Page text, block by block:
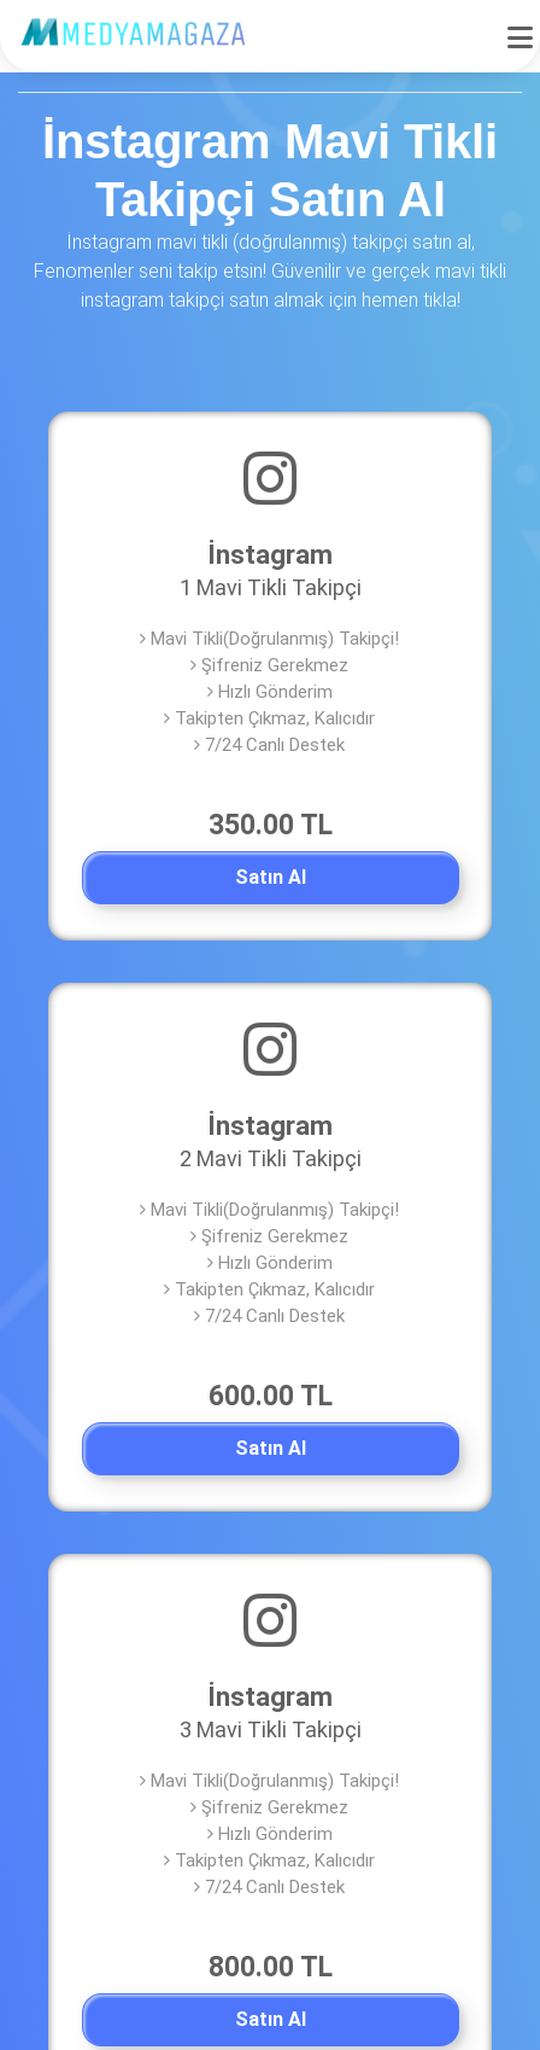
İnstagram Mavi Tikli
Takipçi Satın Al
İnstagram mavi tikli (doğrulanmış) takipçi satın al,
Fenomenler seni takip etsin! Güvenilir ve gerçek mavi tikli
instagram takipçi satın almak için hemen tıkla!
İnstagram
1 Mavi Tikli Takipçi
Mavi Tikli(Doğrulanmış) Takipçi!
Şifreniz Gerekmez
Hızlı Gönderim
Takipten Çıkmaz, Kalıcıdır
7/24 Canlı Destek
350.00 TL
Satın Al
İnstagram
2 Mavi Tikli Takipçi
Mavi Tikli(Doğrulanmış) Takipçi!
Şifreniz Gerekmez
Hızlı Gönderim
Takipten Çıkmaz, Kalıcıdır
7/24 Canlı Destek
600.00 TL
Satın Al
İnstagram
3 Mavi Tikli Takipçi
Mavi Tikli(Doğrulanmış) Takipçi!
Şifreniz Gerekmez
Hızlı Gönderim
Takipten Çıkmaz, Kalıcıdır
7/24 Canlı Destek
800.00 TL
Satın Al